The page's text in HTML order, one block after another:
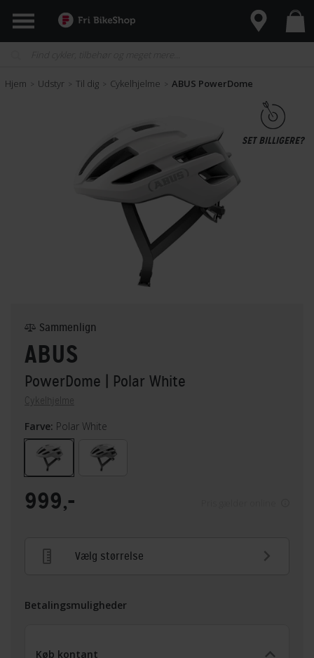
Hjem > Udstyr > Til dig > Cykelhjelme > ABUS PowerDome
SET BILLIGERE?
ABUS
PowerDome | Polar White
Cykelhjelme
Sammenlign
Farve: Polar White
999,-
Vælg størrelse
Betalingsmuligheder
Køb kontant